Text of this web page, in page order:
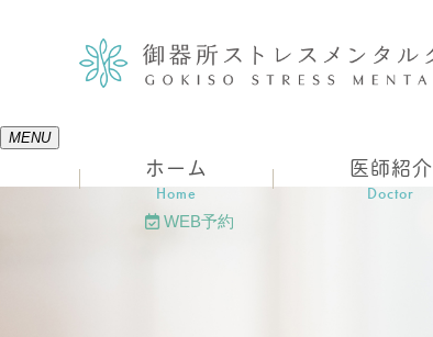
MENU
ホーム
Home
医師紹介
Doctor
WEB予約